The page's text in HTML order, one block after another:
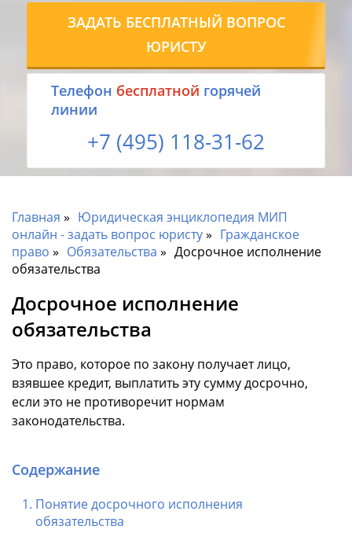
ЗАДАТЬ БЕСПЛАТНЫЙ ВОПРОС
ЮРИСТУ
Tелефон бесплатной горячей
линии
+7 (495) 118-31-62
Главная
Юридическая энциклопедия МИП
онлайн - задать вопрос юристу
Гражданское
право
Обязательства
Досрочное исполнение
обязательства
Досрочное исполнение
обязательства
Это право, которое по закону получает лицо,
взявшее кредит, выплатить эту сумму досрочно,
если это не противоречит нормам
законодательства.
Содержание
Понятие досрочного исполнения
обязательства